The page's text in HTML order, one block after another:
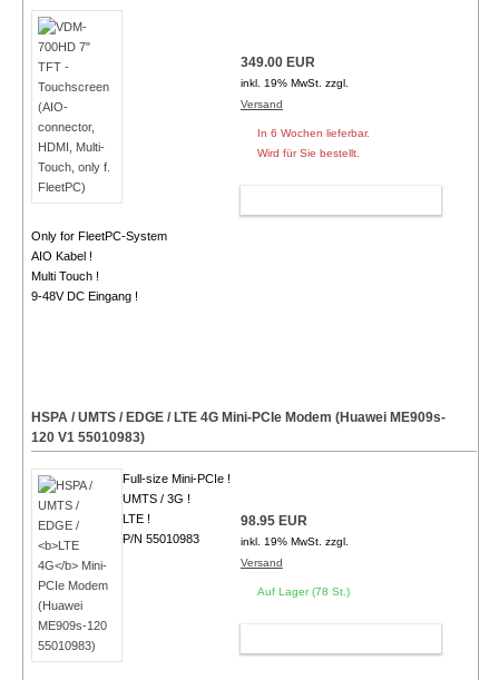
Only for FleetPC-System
AIO Kabel !
Multi Touch !
9-48V DC Eingang !
349.00 EUR
inkl. 19% MwSt. zzgl.
Versand
In 6 Wochen lieferbar.
Wird für Sie bestellt.
HSPA / UMTS / EDGE / LTE 4GMini-PCIe Modem (Huawei ME909s-
120 V1 55010983)
Full-size Mini-PCIe !
UMTS / 3G !
LTE !
P/N 55010983
98.95 EUR
inkl. 19% MwSt. zzgl.
Versand
Auf Lager (78 St.)